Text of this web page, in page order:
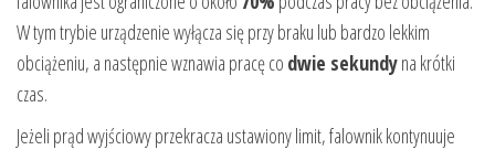
W tym trybie urządzenie wyłącza się przy braku lub bardzo lekkim
obciążeniu, a następnie wznawia pracę co dwie sekundyna krótki
czas.
Jeżeli prąd wyjściowy przekracza ustawiony limit, falownik kontynuuje